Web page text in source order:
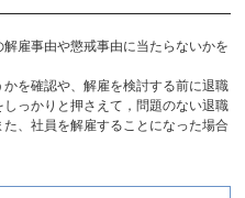
雇事由や懲戒事由に当たらないかを
を確認や、解雇を検討する前に退職
っかりと押さえて，問題のない退職
、社員を解雇することになった場合